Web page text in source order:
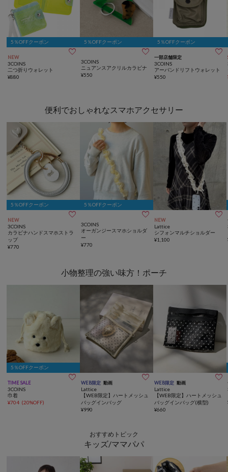
5％OFFクーポン
NEW 
3COINS
二つ折りウォレット
¥880
5％OFFクーポン

3COINS
ニュアンスアクリルカラビナ
¥550
5％OFFクーポン
一部店舗限定 
3COINS
アーバンドリフトウォレット
¥550
便利でおしゃれなスマホアクセサリー
5％OFFクーポン
NEW 
3COINS
カラビナハンドスマホストラ
ップ
¥770
5％OFFクーポン

3COINS
オーガンジースマホショルダ
ー
¥770
NEW 
Lattice
シフォンマルチショルダー
¥1,100
小物整理の強い味方！ポーチ
5％OFFクーポン
TIME SALE 
3COINS
巾着
¥704 (20%OFF)
WEB限定 動画 
Lattice
【WEB限定】ハートメッシュ
バッグインバッグ
¥990
WEB限定 動画 
Lattice
【WEB限定】ハートメッシュ
バッグインバッグ(横型)
¥660
おすすめトピック
キッズ/ママパパ